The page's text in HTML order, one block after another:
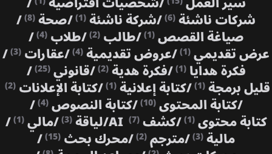
شركات ناشئة(6)
/شركة ناشئة(1)
/صحة(8)
/
صياغة القصص(1)
/طالب(2)
/طلاب(4)
/
عرض تقديمي(1)
/عروض تقديمية(4)
/عقارات (3)
/
فكرة هدايا(1)
/فكرة هدية(2)
/قانوني(25)
/
قليل برمجة(1)
/كتابة إعلانية(1)
/كتابة الإعلانات(2)
/كتابة المحتوى(10)
/كتابة النصوص(4)
/
كتابة محتوى(1)
/كشف AI(7)
/لياقة(3)
/مالي(1)
/
مالية(3)
/مترجم(2)
/محرك بحث (15)
/